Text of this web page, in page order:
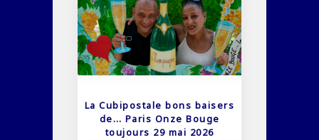
La Cubipostale bons baisers
de… Paris Onze Bouge
toujours 29 mai 2026